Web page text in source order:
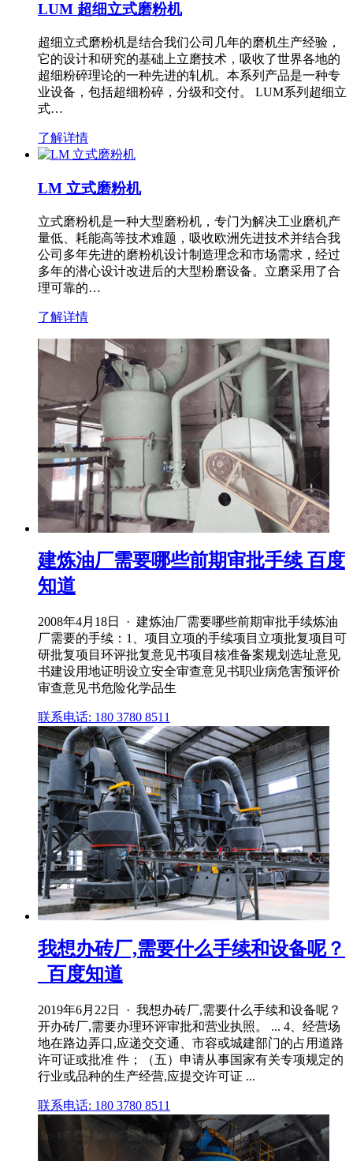
LUM 超细立式磨粉机
超细立式磨粉机是结合我们公司几年的磨机生产经验，
它的设计和研究的基础上立磨技术，吸收了世界各地的
超细粉碎理论的一种先进的轧机。本系列产品是一种专
业设备，包括超细粉碎，分级和交付。 LUM系列超细立
式…
了解详情
LM 立式磨粉机
立式磨粉机是一种大型磨粉机，专门为解决工业磨机产
量低、耗能高等技术难题，吸收欧洲先进技术并结合我
公司多年先进的磨粉机设计制造理念和市场需求，经过
多年的潜心设计改进后的大型粉磨设备。立磨采用了合
理可靠的…
了解详情
建炼油厂需要哪些前期审批手续 百度
知道
2008年4月18日 · 建炼油厂需要哪些前期审批手续炼油
厂需要的手续：1、项目立项的手续项目立项批复项目可
研批复项目环评批复意见书项目核准备案规划选址意见
书建设用地证明设立安全审查意见书职业病危害预评价
审查意见书危险化学品生
联系电话: 180 3780 8511
我想办砖厂,需要什么手续和设备呢？
_百度知道
2019年6月22日 · 我想办砖厂,需要什么手续和设备呢？
开办砖厂,需要办理环评审批和营业执照。 ... 4、经营场
地在路边弄口,应递交交通、市容或城建部门的占用道路
许可证或批准 件；（五）申请从事国家有关专项规定的
行业或品种的生产经营,应提交许可证 ...
联系电话: 180 3780 8511